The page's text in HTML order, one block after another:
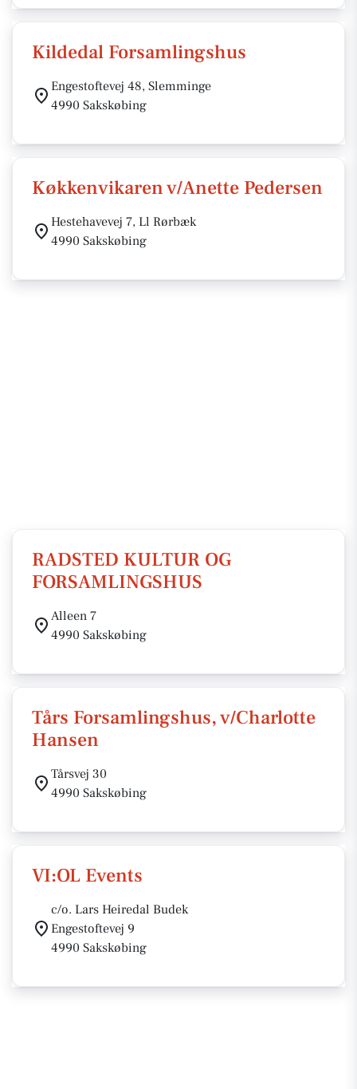
Kildedal Forsamlingshus
Engestoftevej 48, Slemminge
4990 Sakskøbing
Køkkenvikaren v/Anette Pedersen
Hestehavevej 7, Ll Rørbæk
4990 Sakskøbing
RADSTED KULTUR OG
FORSAMLINGSHUS
Alleen 7
4990 Sakskøbing
Tårs Forsamlingshus, v/Charlotte
Hansen
Tårsvej 30
4990 Sakskøbing
VI:OL Events
c/o. Lars Heiredal Budek
Engestoftevej 9
4990 Sakskøbing